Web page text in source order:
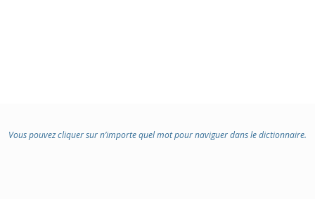
Vous pouvez cliquer sur n’importe quel mot pour naviguer dans le dictionnaire.